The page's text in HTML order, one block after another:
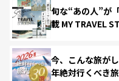
旬な“あの人”が
載 MY TRAVEL
今、こんな旅が
年絶対行くべき